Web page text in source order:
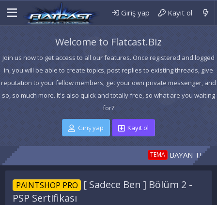
Giriş yap Kayıt ol
Welcome to Flatcast.Biz
Join us now to get access to all our features. Once registered and logged
in, you will be able to create topics, post replies to existing threads, give
reputation to your fellow members, get your own private messenger, and
so, so much more. It's also quick and totally free, so what are you waiting
for?
Giriş yap Kayıt ol
TEMA BAYAN TEMASI
PAINTSHOP PRO
[ Sadece Ben ] Bölüm 2 -
PSP Sertifikası